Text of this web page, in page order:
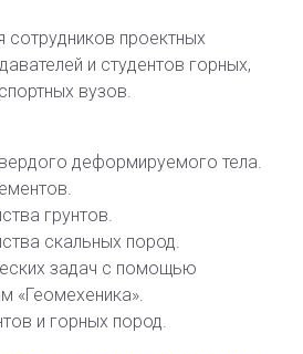
проектных
и студентов горных,
вузов.
деформируемого тела.
грунтов.
скальных пород.
задач с помощью
«Геомехеника».
и горных пород.